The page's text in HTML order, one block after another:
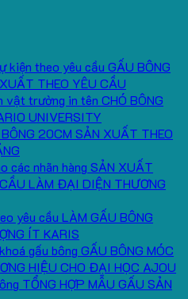
GẤU BÔNG
THEO YÊU CẦU
CHÓ BÔNG
UNIVERSITY
20CM SẢN XUẤT THEO
SẢN XUẤT
LÀM ĐẠI DIỆN THƯƠNG
LÀM GẤU BÔNG
ÍT KARIS
GẤU BÔNG MÓC
HIỆU CHO ĐẠI HỌC AJOU
TỔNG HỢP MẪU GẤU SẢN